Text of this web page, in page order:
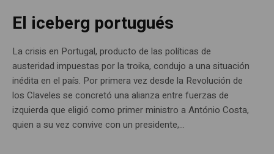
El iceberg portugués
La crisis en Portugal, producto de las políticas de
austeridad impuestas por la troika, condujo a una situación
inédita en el país. Por primera vez desde la Revolución de
los Claveles se concretó una alianza entre fuerzas de
izquierda que eligió como primer ministro a António Costa,
quien a su vez convive con un presidente,...